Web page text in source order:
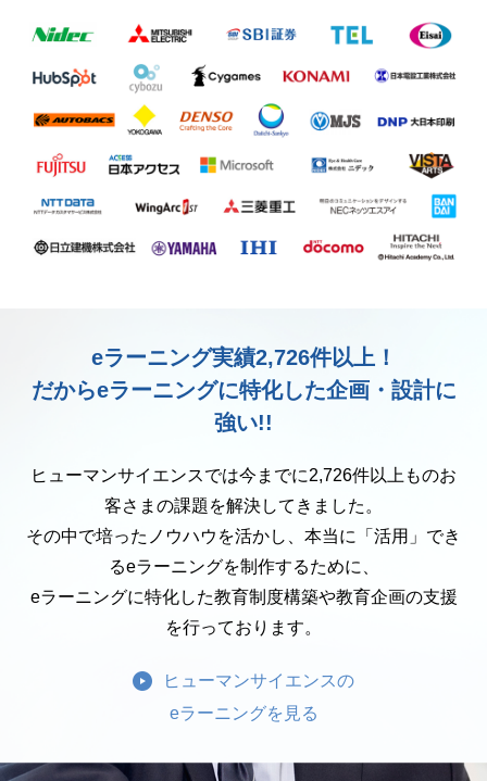
eラーニング実績2,726件以上！
だからeラーニングに特化した企画・設計に
強い!!
ヒューマンサイエンスでは今までに2,726件以上ものお
客さまの課題を解決してきました。
その中で培ったノウハウを活かし、本当に「活用」でき
るeラーニングを制作するために、
eラーニングに特化した教育制度構築や教育企画の支援
を行っております。
ヒューマンサイエンスの
eラーニングを見る